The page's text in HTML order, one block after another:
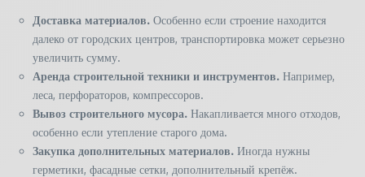
Доставка материалов. Особенно если строение находится
далеко от городских центров, транспортировка может серьезно
увеличить сумму.
Аренда строительной техники и инструментов. Например,
леса, перфораторов, компрессоров.
Вывоз строительного мусора. Накапливается много отходов,
особенно если утепление старого дома.
Закупка дополнительных материалов. Иногда нужны
герметики, фасадные сетки, дополнительный крепёж.